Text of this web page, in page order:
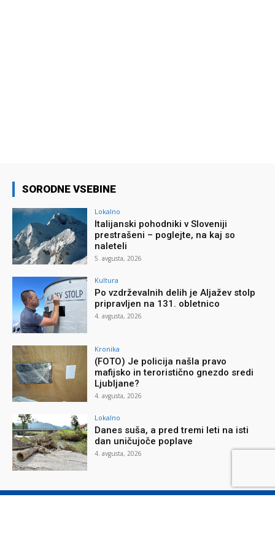
SORODNE VSEBINE
Lokalno
Italijanski pohodniki v Sloveniji
prestrašeni – poglejte, na kaj so
naleteli
5. avgusta, 2026
Kultura
Po vzdrževalnih delih je Aljažev stolp
pripravljen na 131. obletnico
4. avgusta, 2026
Kronika
(FOTO) Je policija našla pravo
mafijsko in teroristično gnezdo sredi
Ljubljane?
4. avgusta, 2026
Lokalno
Danes suša, a pred tremi leti na isti
dan uničujoče poplave
4. avgusta, 2026